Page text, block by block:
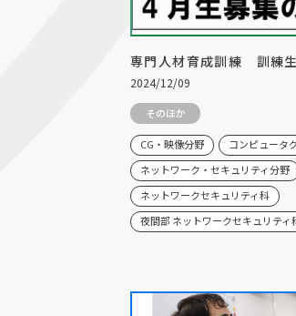
専門人材育成訓練 訓練
2024/12/09
そのほか
CG・映像分野
コンピュータ
ネットワーク・セキュリティ分野
ネットワークセキュリティ科
夜間部 ネットワークセキュリティ